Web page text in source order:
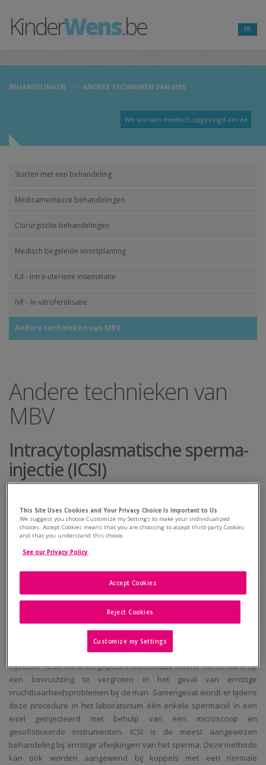
KinderWens.be FR
BEHANDELINGEN ANDERE TECHNIEKEN VAN MBV
Starten met een behandeling
Medicamenteuze behandelingen
Chirurgische behandelingen
Medisch begeleide voortplanting
IUI - Intra-uteriene inseminatie
IVF - In-vitrofertilisatie
Andere technieken van MBV
Andere technieken van
MBV
Intracytoplasmatische sperma-
injectie (ICSI)
Intracytoplasmatische sperma-injectie (IntraCytoplasmic Sperm
Injection - ICSI) wordt toegepast in combinatie met IVF om de kans op
een bevruchting te vergroten in het geval van ernstige
vruchtbaarheidsproblemen bij de man. Samengevat wordt er tijdens
deze procedure in het laboratorium één enkele spermacel in een
eicel geïnjecteerd met behulp van een microscoop en
gesofisticeerde instrumenten. ICSI is de meest aangewezen
behandeling bij ernstige afwijkingen van het sperma. Deze methode
kan ook worden aangewend bij koppels met een normale
This Site Uses Cookies and Your Privacy Choice Is Important to Us
We suggest you choose Customize my Settings to make your individualized
choices. Accept Cookies means that you are choosing to accept third-party Cookies
and that you understand this choice.
See our Privacy Policy
Reject Cookies
Accept Cookies
Customize my Settings